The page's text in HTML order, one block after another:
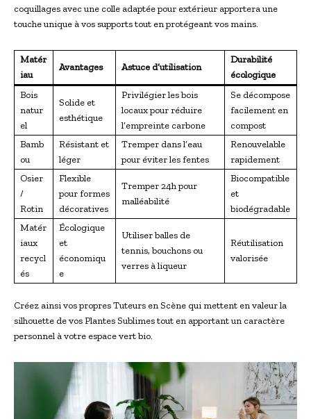
coquillages avec une colle adaptée pour extérieur apportera une
touche unique à vos supports tout en protégeant vos mains.
Matér
iau
Avantages Astuce d’utilisation
Durabilité
écologique
Bois
natur
el
Solide et
esthétique
Privilégier les bois
locaux pour réduire
l’empreinte carbone
Se décompose
facilement en
compost
Bamb
ou
Résistant et
léger
Tremper dans l’eau
pour éviter les fentes
Renouvelable
rapidement
Osier
/
Rotin
Flexible
pour formes
décoratives
Tremper 24h pour
malléabilité
Biocompatible
et
biodégradable
Matér
iaux
recycl
és
Écologique
et
économiqu
e
Utiliser balles de
tennis, bouchons ou
verres à liqueur
Réutilisation
valorisée
Créez ainsi vos propres Tuteurs en Scène qui mettent en valeur la
silhouette de vos Plantes Sublimes tout en apportant un caractère
personnel à votre espace vert bio.